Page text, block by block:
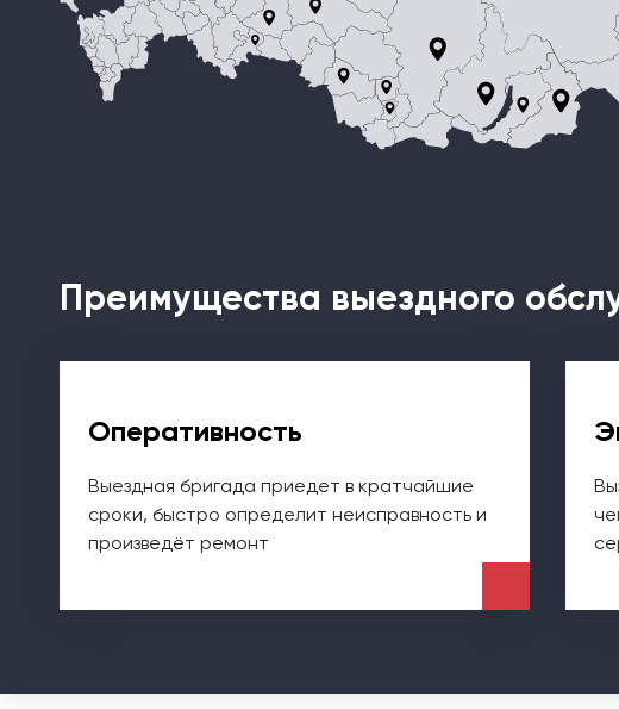
Преимущества выездного
Оперативность
Выездная бригада приедет в кратчайшие
сроки, быстро определит неисправность и
произведёт ремонт